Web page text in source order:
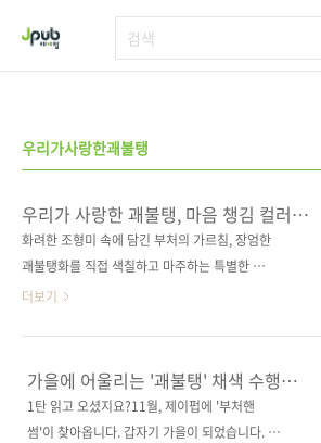
우리가사랑한괘불탱
우리가 사랑한 괘불탱, 마음 챙김 컬러링
북
화려한 조형미 속에 담긴 부처의 가르침, 장엄한
괘불탱화를 직접 색칠하고 마주하는 특별한 경
험을 선사합니다. ● 국보 4점과 보물 14점. 총
법회나 의식 때만 모습을 드러내는 장엄한 불화
입니다. 화면 가득한 부처와 보살의 모습, 눈부신
색채와 정교한 선은 보는 이의 마음을 절로 경건
더보기
가을에 어울리는 '괘불탱' 채색 수행
어떠세요?(편집후기 2탄)
1탄 읽고 오셨지요?11월, 제이펍에 '부처핸
썸'이 찾아옵니다. 갑자기 가을이 되었습니다. 파